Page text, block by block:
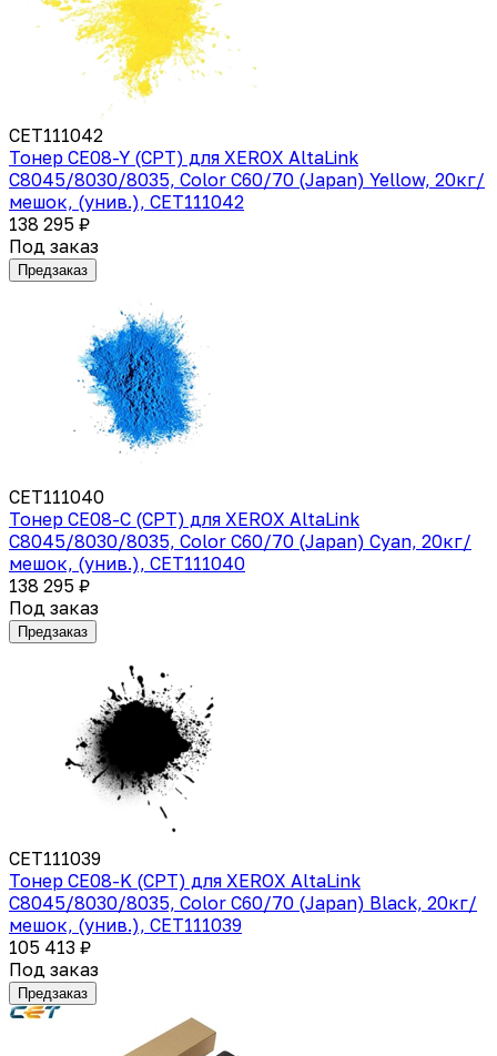
CET111042
Тонер CE08-Y (CPT) для XEROX AltaLink
C8045/8030/8035, Color C60/70 (Japan) Yellow, 20кг/
мешок, (унив.), CET111042
138 295 ₽
Под заказ
Предзаказ
CET111040
Тонер CE08-C (CPT) для XEROX AltaLink
C8045/8030/8035, Color C60/70 (Japan) Cyan, 20кг/
мешок, (унив.), CET111040
138 295 ₽
Под заказ
Предзаказ
CET111039
Тонер CE08-K (CPT) для XEROX AltaLink
C8045/8030/8035, Color C60/70 (Japan) Black, 20кг/
мешок, (унив.), CET111039
105 413 ₽
Под заказ
Предзаказ